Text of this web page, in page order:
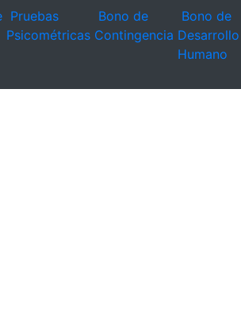
Pruebas
Psicométricas
Bono de
Contingencia
Bono de
Desarrollo
Humano